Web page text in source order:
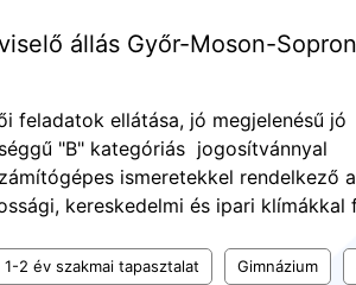
állás Győr-Moson-Sopron
feladatok ellátása, jó megjelenésű jó
"B" kategóriás jogosítvánnyal
ismeretekkel rendelkező
kereskedelmi és ipari klímákkal
1-2 év szakmai tapasztalat Gimnázium